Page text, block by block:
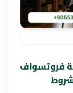
فروتسواف